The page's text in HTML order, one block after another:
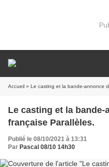
Accueil » Le casting et la bande-annonce
Le casting et la bande-
française Parallèles.
Publié le 08/10/2021 à 13:31
Par Pascal 08/10 14h30